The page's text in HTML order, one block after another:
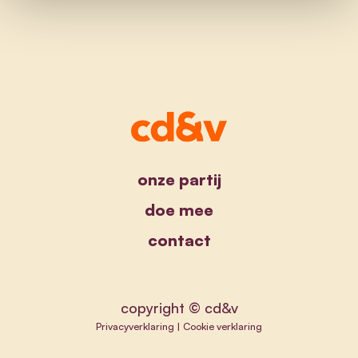
onze partij
doe mee
contact
copyright © cd&v
Privacyverklaring | Cookie verklaring